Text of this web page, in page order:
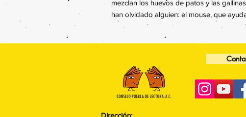
mezclan los huevos de patos y las
han olvidado alguien: el mouse, que